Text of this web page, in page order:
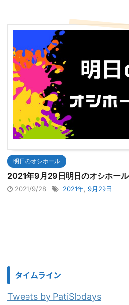
明日のオシホール
2021年9月29日明日のオシホール
2021/9/28 2021年 9月29日
タイムライン
Tweets by PatiSlodays